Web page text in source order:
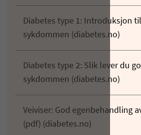
Diabetes type 1: Introduksjon til
sykdommen (diabetes.no)
Diabetes type 2: Slik lever du
sykdommen (diabetes.no)
Veiviser: God egenbehandling
(pdf) (diabetes.no)